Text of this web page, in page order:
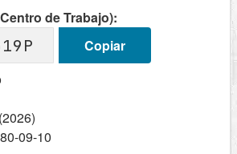
de Trabajo):
Copiar
09-10